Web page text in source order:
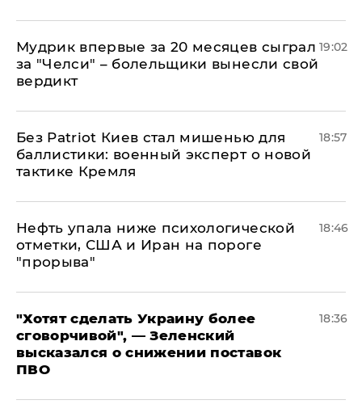
Мудрик впервые за 20 месяцев сыграл
за "Челси" – болельщики вынесли свой
вердикт
19:02
​Без Patriot Киев стал мишенью для
баллистики: военный эксперт о новой
тактике Кремля
18:57
Нефть упала ниже психологической
отметки, США и Иран на пороге
"прорыва"
18:46
​"Хотят сделать Украину более
сговорчивой", — Зеленский
высказался о снижении поставок
ПВО
18:36